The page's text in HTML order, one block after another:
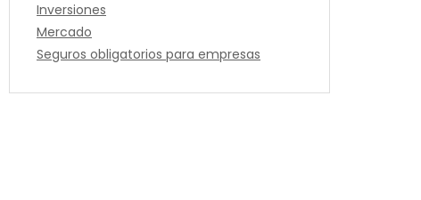
Inversiones
Mercado
Seguros obligatorios para empresas